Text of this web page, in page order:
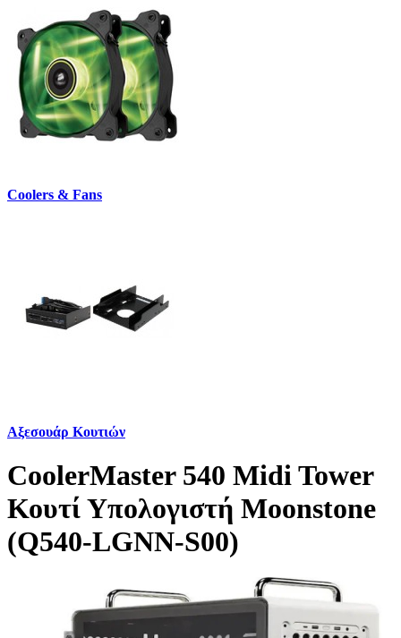
Coolers & Fans
Αξεσουάρ Κουτιών
CoolerMaster 540 Midi Tower
Κουτί Υπολογιστή Moonstone
(Q540-LGNN-S00)